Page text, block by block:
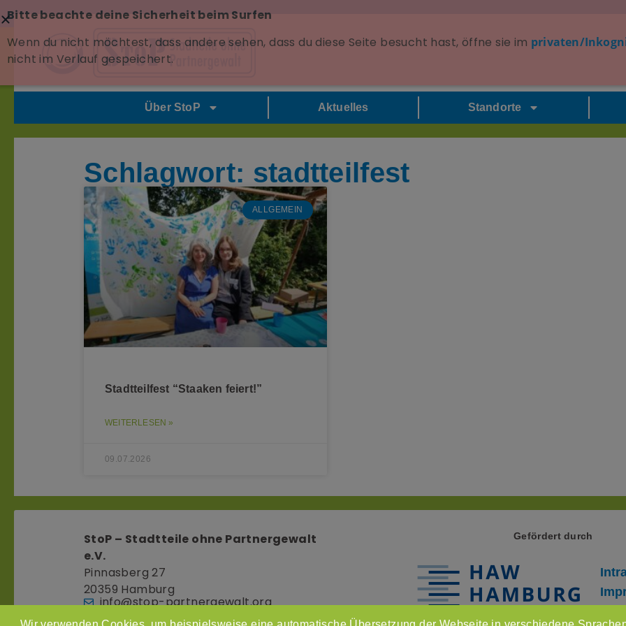
Über StoP Aktuelles Standorte
Schlagwort: stadtteilfest
ALLGEMEIN
Stadtteilfest “Staaken feiert!”
WEITERLESEN »
09.07.2026
StoP – Stadtteile ohne Partnergewalt
e.V.
Pinnasberg 27
20359 Hamburg
info@stop-partnergewalt.org
Gefördert durch
Bitte beachte deine Sicherheit beim Surfen
Wenn du nicht möchtest, dass andere sehen, dass du diese Seite besucht hast, öffne sie im privaten/
nicht im Verlauf gespeichert.